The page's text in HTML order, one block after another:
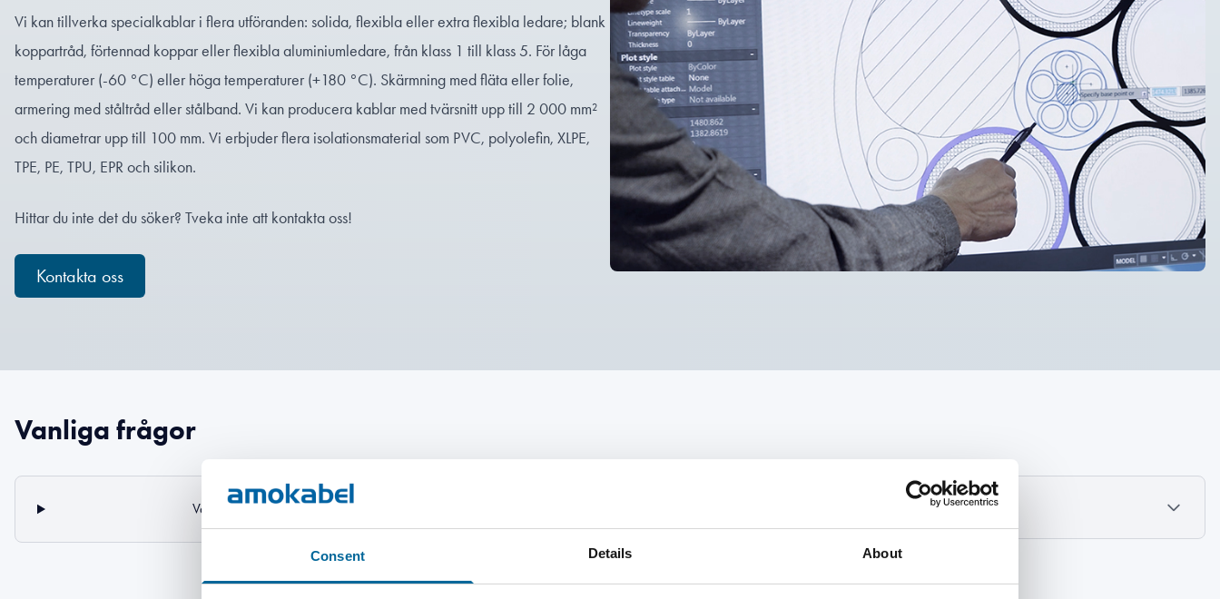
Consent Details About
Vi kan tillverka specialkablar i flera utföranden: solida, flexibla eller extra flexibla ledare; blank
koppartråd, förtennad koppar eller flexibla aluminiumledare, från klass 1 till klass 5. För låga
temperaturer (-60 °C) eller höga temperaturer (+180 °C). Skärmning med fläta eller folie,
armering med ståltråd eller stålband. Vi kan producera kablar med tvärsnitt upp till 2 000 mm²
och diametrar upp till 100 mm. Vi erbjuder flera isolationsmaterial som PVC, polyolefin, XLPE,
TPE, PE, TPU, EPR och silikon.
Hittar du inte det du söker? Tveka inte att kontakta oss!
Kontakta oss
Vanliga frågor
Vad är specifikt för undervattenskablar?